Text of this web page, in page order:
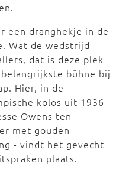
een dranghekje in de
Wat de wedstrijd
dat is deze plek
bühne bij
Hier, in de
kolos uit 1936 -
Owens ten
met gouden
- vindt het gevecht
plaats.